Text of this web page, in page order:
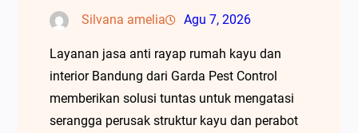
Silvana amelia Agu 7, 2026
Layanan jasa anti rayap rumah kayu dan
interior Bandung dari Garda Pest Control
memberikan solusi tuntas untuk mengatasi
serangga perusak struktur kayu dan perabot